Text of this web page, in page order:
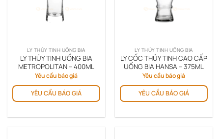
LY THỦY TINH UỐNG BIA
LY THỦY TINH UỐNG BIA
METROPOLITAN – 400ML
Yêu cầu báo giá
YÊU CẦU BÁO GIÁ
LY THỦY TINH UỐNG BIA
LY CỐC THỦY TINH CAO CẤP
UỐNG BIA HANSA – 375ML
Yêu cầu báo giá
YÊU CẦU BÁO GIÁ